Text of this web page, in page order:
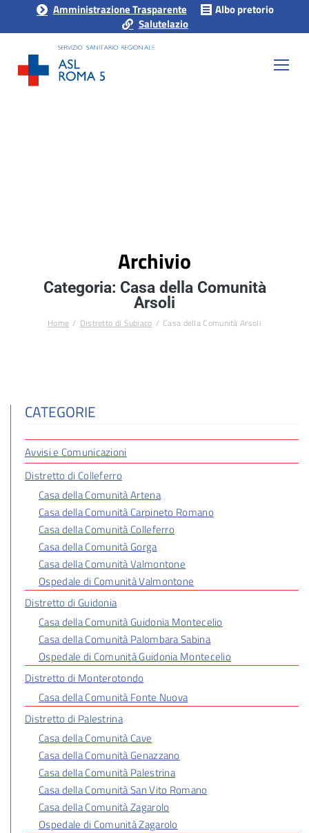
Amministrazione Trasparente
Albo pretorio
Salutelazio
Archivio
Categoria: Casa della Comunità
Arsoli
Tu sei qui:
Home Distretto di Subiaco Casa della Comunità Arsoli
CATEGORIE
Avvisi e Comunicazioni
Distretto di Colleferro
Casa della Comunità Artena
Casa della Comunità Carpineto Romano
Casa della Comunità Colleferro
Casa della Comunità Gorga
Casa della Comunità Valmontone
Ospedale di Comunità Valmontone
Distretto di Guidonia
Casa della Comunità Guidonia Montecelio
Casa della Comunità Palombara Sabina
Ospedale di Comunità Guidonia Montecelio
Distretto di Monterotondo
Casa della Comunità Fonte Nuova
Distretto di Palestrina
Casa della Comunità Cave
Casa della Comunità Genazzano
Casa della Comunità Palestrina
Casa della Comunità San Vito Romano
Casa della Comunità Zagarolo
Ospedale di Comunità Zagarolo